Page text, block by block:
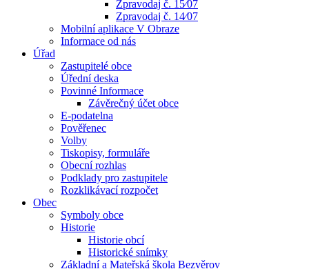
Zpravodaj č. 15⁄07
Zpravodaj č. 14⁄07
Mobilní aplikace V Obraze
Informace od nás
Úřad
Zastupitelé obce
Úřední deska
Povinné Informace
Závěrečný účet obce
E-podatelna
Pověřenec
Volby
Tiskopisy, formuláře
Obecní rozhlas
Podklady pro zastupitele
Rozklikávací rozpočet
Obec
Symboly obce
Historie
Historie obcí
Historické snímky
Základní a Mateřská škola Bezvěrov